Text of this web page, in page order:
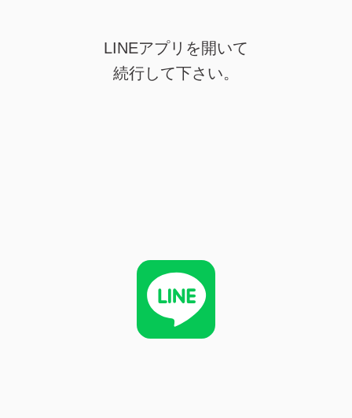
LINEアプリを開いて
続行して下さい。